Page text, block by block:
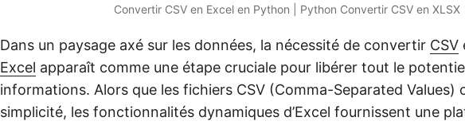
Convertir CSV en Excel en Python | Python Convertir CSV en XLSX
Dans un paysage axé sur les données, la nécessité de convertir CSV
Excel apparaît comme une étape cruciale pour libérer tout le
informations. Alors que les fichiers CSV (Comma-Separated Values)
simplicité, les fonctionnalités dynamiques d’Excel fournissent une